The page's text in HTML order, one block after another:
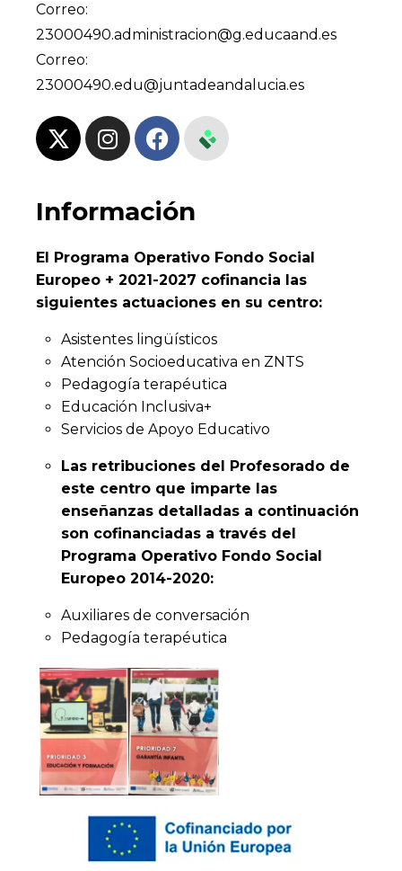
Correo:
23000490.administracion@g.educaand.es
Correo:
23000490.edu@juntadeandalucia.es
Información
El Programa Operativo Fondo Social
Europeo + 2021-2027 cofinancia las
siguientes actuaciones en su centro:
Asistentes lingüísticos
Atención Socioeducativa en ZNTS
Pedagogía terapéutica
Educación Inclusiva+
Servicios de Apoyo Educativo
Las retribuciones del Profesorado de
este centro que imparte las
enseñanzas detalladas a continuación
son cofinanciadas a través del
Programa Operativo Fondo Social
Europeo 2014-2020:
Auxiliares de conversación
Pedagogía terapéutica